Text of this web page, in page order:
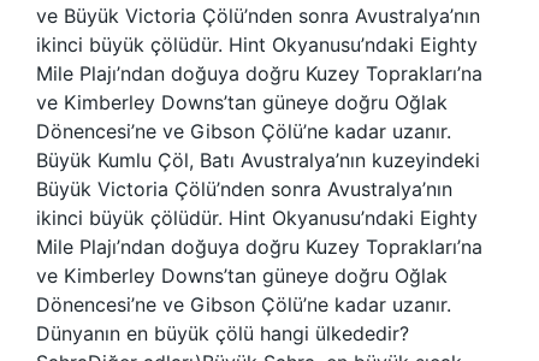
ve Büyük Victoria Çölü’nden sonra Avustralya’nın
ikinci büyük çölüdür. Hint Okyanusu’ndaki Eighty
Mile Plajı’ndan doğuya doğru Kuzey Toprakları’na
ve Kimberley Downs’tan güneye doğru Oğlak
Dönencesi’ne ve Gibson Çölü’ne kadar uzanır.
Büyük Kumlu Çöl, Batı Avustralya’nın kuzeyindeki
Büyük Victoria Çölü’nden sonra Avustralya’nın
ikinci büyük çölüdür. Hint Okyanusu’ndaki Eighty
Mile Plajı’ndan doğuya doğru Kuzey Toprakları’na
ve Kimberley Downs’tan güneye doğru Oğlak
Dönencesi’ne ve Gibson Çölü’ne kadar uzanır.
Dünyanın en büyük çölü hangi ülkededir?